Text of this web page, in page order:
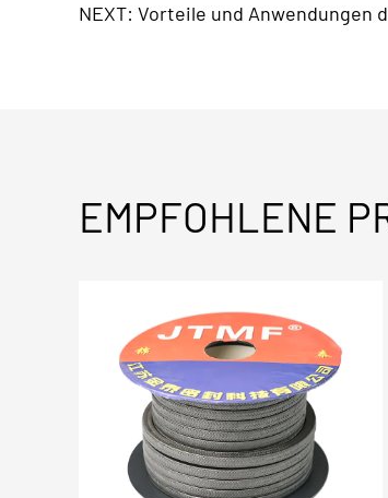
NEXT: Vorteile und Anwendungen
EMPFOHLENE